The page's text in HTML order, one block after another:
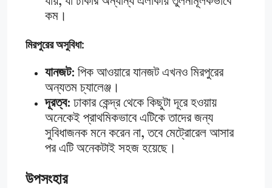
কম।
মিরপুরের অসুবিধা:
যানজট: পিক আওয়ারে যানজট এখনও মিরপুরের
অন্যতম চ্যালেঞ্জ।
দূরত্ব: ঢাকার কেন্দ্র থেকে কিছুটা দূরে হওয়ায়
অনেকেই প্রাথমিকভাবে এটিকে তাদের জন্য
সুবিধাজনক মনে করেন না, তবে মেট্রোরেল আসার
পর এটি অনেকটাই সহজ হয়েছে।
উপসংহার